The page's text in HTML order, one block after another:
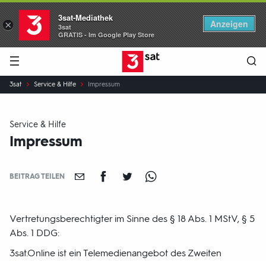
Hauptnavigation 3SAT
Sie
sind
3sat Service & Hilfe Impressum
Service & Hilfe
Impressum
BEITRAG TEILEN
Vertretungsberechtigter im Sinne des § 18 Abs. 1 MStV, § 5
Abs. 1 DDG:
3sat.Online ist ein Telemedienangebot des Zweiten
×
3sat-Mediathek
3sat
GRATIS - Im Google Play Store
Anzeigen